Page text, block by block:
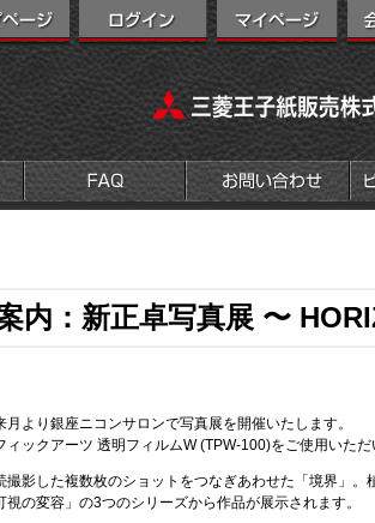
内：新正卓写真展 〜
より銀座ニコンサロンで写真展を開催いたします。
ィックアーツ 透明フィルムW (TPW-100)をご使用いた
撮影した複数枚のショットをつなぎあわせた「境界」
の変容」の3つのシリーズから作品が展示されます。